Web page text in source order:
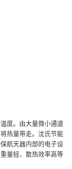
度。由大量微小通道
热量带走。沈氏节能
航天器内部的电子设
量轻、散热效率高等